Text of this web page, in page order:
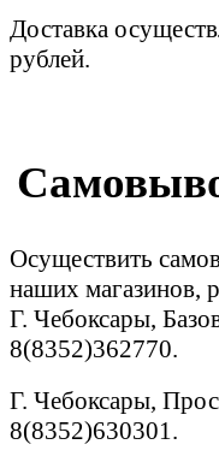
Доставка
рублей.
Осуществить
наших магазинов,
Г. Чебоксары,
8(8352)362770.
Г. Чебоксары,
8(8352)630301.